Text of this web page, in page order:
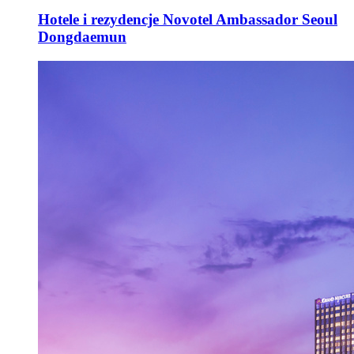
Hotele i rezydencje Novotel Ambassador Seoul
Dongdaemun